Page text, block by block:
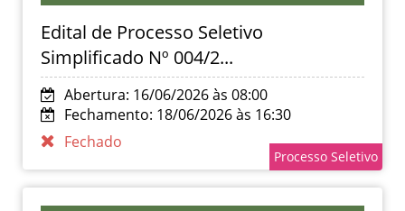
Edital de Processo Seletivo
Simplificado Nº 004/2...
Abertura: 16/06/2026 às 08:00
Fechamento: 18/06/2026 às 16:30
Fechado
Processo Seletivo